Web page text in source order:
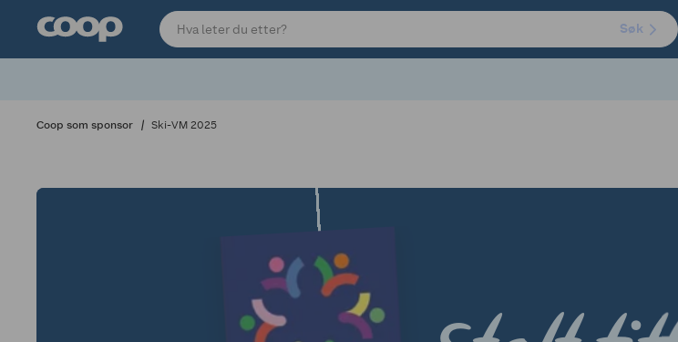
Søk
Coop som sponsor Ski-VM 2025